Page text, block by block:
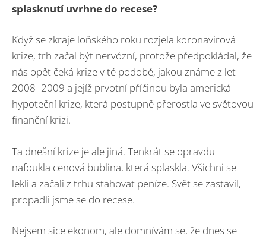
splasknutí uvrhne do recese?
Když se zkraje loňského roku rozjela koronavirová
krize, trh začal být nervózní, protože předpokládal, že
nás opět čeká krize v té podobě, jakou známe z let
2008–2009 a jejíž prvotní příčinou byla americká
hypoteční krize, která postupně přerostla ve světovou
finanční krizi.
Ta dnešní krize je ale jiná. Tenkrát se opravdu
nafoukla cenová bublina, která splaskla. Všichni se
lekli a začali z trhu stahovat peníze. Svět se zastavil,
propadli jsme se do recese.
Nejsem sice ekonom, ale domnívám se, že dnes se